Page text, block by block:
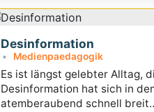
begeistern
Desinformation
Medienpaedagogik
Es ist längst gelebter Alltag,
Desinformation hat sich in
atemberaubend schnell breit